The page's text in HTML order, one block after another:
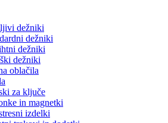
dežniki
dežniki
dežniki
dežniki
oblačila
za ključe
in magnetki
izdelki